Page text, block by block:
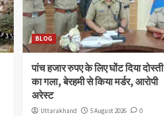
BLOG
पांच हजार रुपए के लिए घोंट दिया दोस्ती
का गला, बेरहमी से किया मर्डर, आरोपी
अरेस्ट
Uttarakhand 5 August 2026 0